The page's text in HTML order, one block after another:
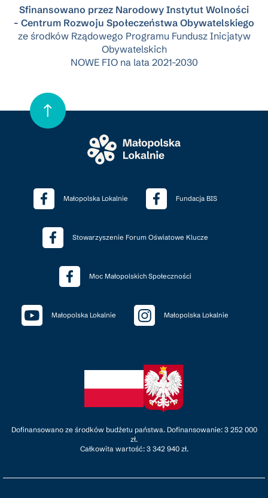
Sfinansowano przez Narodowy Instytut Wolności
- Centrum Rozwoju Społeczeństwa Obywatelskiego
ze środków Rządowego Programu Fundusz Inicjatyw
Obywatelskich
NOWE FIO na lata 2021-2030
Małopolska Lokalnie Fundacja BIS
Stowarzyszenie Forum Oświatowe Klucze
Moc Małopolskich Społeczności
Małopolska Lokalnie Małopolska Lokalnie
Dofinansowano ze środków budżetu państwa. Dofinansowanie: 3 252 000
zł.
Całkowita wartość: 3 342 940 zł.